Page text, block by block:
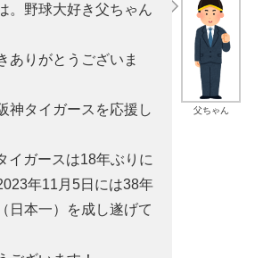
父ちゃん
。野球大好き父ちゃん
ありがとうございま
神タイガースを応援し
イガースは18年ぶりに
2023年11月5日には38年
日本一）を成し遂げて